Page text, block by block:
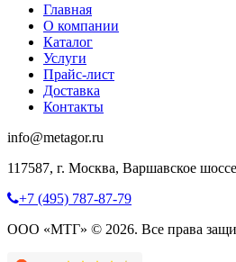
Главная
О компании
Каталог
Услуги
Прайс-лист
Доставка
Контакты
info@metagor.ru
117587, г. Москва, Варшавское
+7 (495) 787-87-79
ООО «МТГ» © 2026. Все права